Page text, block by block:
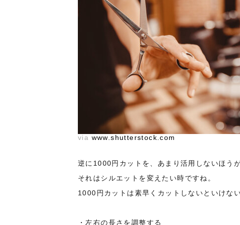
via www.shutterstock.com
逆に1000円カットを、あまり活用しないほう
それはシルエットを変えたい時ですね。
1000円カットは素早くカットしないといけな
・左右の長さを調整する